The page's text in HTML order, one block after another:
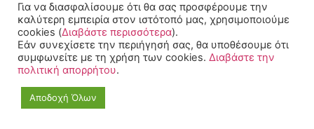
© 2022-2025 All rights
Reserved.
Για να διασφαλίσουμε ότι θα σας προσφέρουμε την
καλύτερη εμπειρία στον ιστότοπό μας, χρησιμοποιούμε
cookies (Διαβάστε περισσότερα).
Εάν συνεχίσετε την περιήγησή σας, θα υποθέσουμε ότι
συμφωνείτε με τη χρήση των cookies. Διαβάστε την
πολιτική απορρήτου.
Αποδοχή Όλων